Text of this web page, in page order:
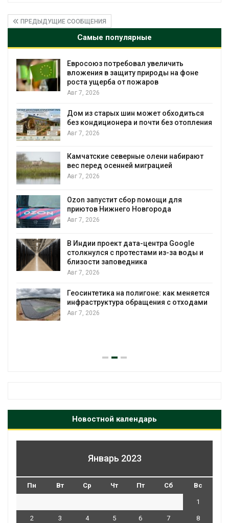
ПРЕДЫДУЩИЕ СООБЩЕНИЯ
Самые популярные
увеличить
защиту природы на фоне
от пожаров
шин может обходиться
и почти без отопления
северные олени набирают
миграцией
сбор помощи для
Новгорода
дата-центра Google
с протестами из-за воды и
на полигоне: как меняется
обращения с отходами
Американские
масштабном
Названы
России по
Тайфун, засуха
Авг 7, 2026
воду
Авг 7, 2026
Авг 7, 2026
Новостной календарь
Январь 2023
Пн Вт Ср Чт Пт Сб Вс
1
2 3 4 5 6 7 8